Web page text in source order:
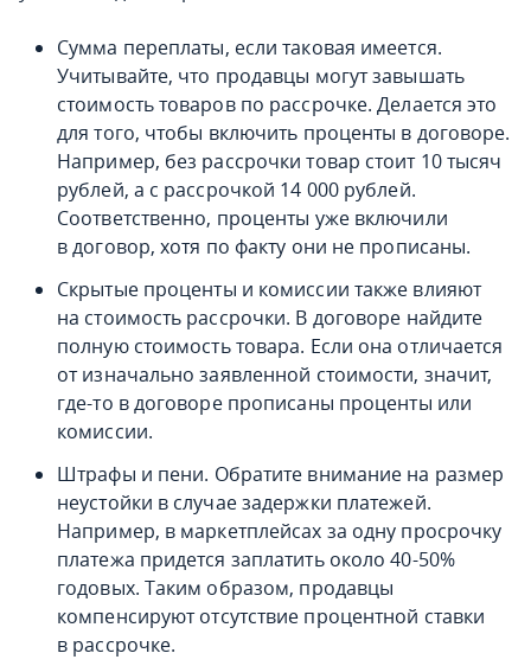
Сумма переплаты, если таковая имеется.
Учитывайте, что продавцы могут завышать
стоимость товаров по рассрочке. Делается это
для того, чтобы включить проценты в договоре.
Например, без рассрочки товар стоит 10 тысяч
рублей, а с рассрочкой 14 000 рублей.
Соответственно, проценты уже включили
в договор, хотя по факту они не прописаны.
Скрытые проценты и комиссии также влияют
на стоимость рассрочки. В договоре найдите
полную стоимость товара. Если она отличается
от изначально заявленной стоимости, значит,
где-то в договоре прописаны проценты или
комиссии.
Штрафы и пени. Обратите внимание на размер
неустойки в случае задержки платежей.
Например, в маркетплейсах за одну просрочку
платежа придется заплатить около 40-50%
годовых. Таким образом, продавцы
компенсируют отсутствие процентной ставки
в рассрочке.